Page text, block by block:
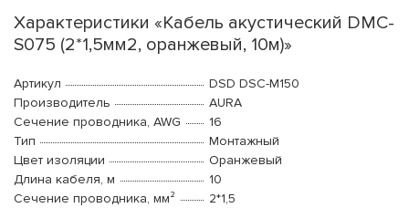
Характеристики «Кабель акустический DMC-
S075 (2*1,5мм2, оранжевый, 10м)»
Артикул
DSD DSC-M150
Производитель
AURA
Сечение проводника, AWG
16
Тип
Монтажный
Цвет изоляции
Оранжевый
Длина кабеля, м
10
Сечение проводника, мм²
2*1,5